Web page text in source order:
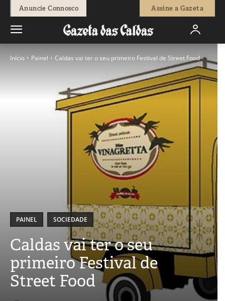
Anuncie Connosco Assine a Gazeta
Início Painel Caldas vai ter o seu primeiro Festival de Street Food
PAINEL SOCIEDADE
Caldas vai ter o seu
primeiro Festival de
Street Food